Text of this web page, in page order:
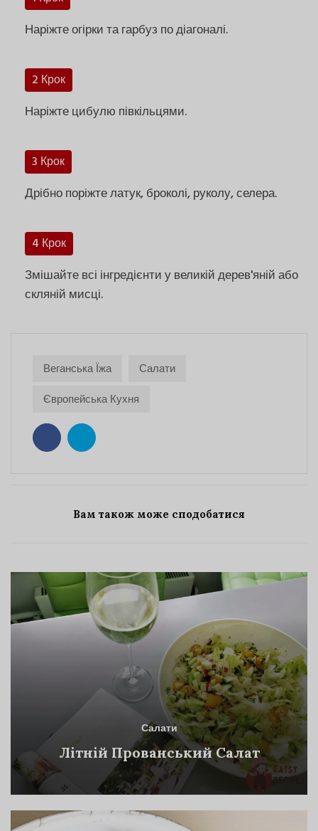
Наріжте огірки та гарбуз по діагоналі.
2 Крок
Наріжте цибулю півкільцями.
3 Крок
Дрібно поріжте латук, броколі, руколу, селера.
4 Крок
Змішайте всі інгредієнти у великій дерев'яній або
скляній мисці.
Веганська Їжа
Салати
Європейська Кухня
Вам також може сподобатися
Салати
Літній Прованський Салат